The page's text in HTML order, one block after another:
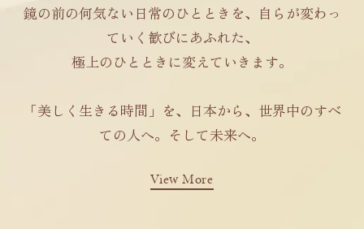
鏡の前の何気ない日常のひとときを、自らが変わっ
ていく歓びにあふれた、
極上のひとときに変えていきます。
「美しく生きる時間」を、日本から、世界中のすべ
ての人へ。そして未来へ。
View More